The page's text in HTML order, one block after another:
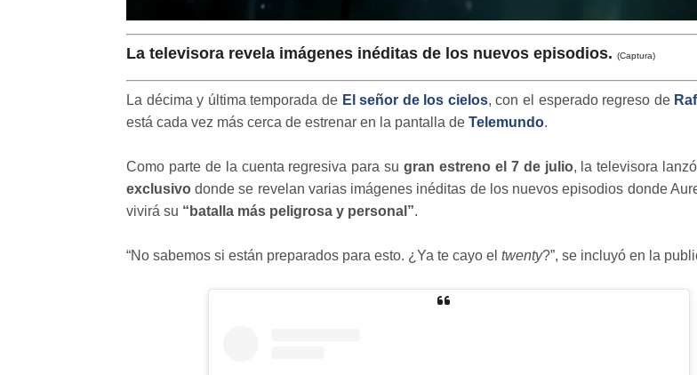
La televisora revela imágenes inéditas de los nuevos episodios. (Captura)
La décima y última temporada de El señor de los cielos, con el esperado regreso de
está cada vez más cerca de estrenar en la pantalla de Telemundo.
Como parte de la cuenta regresiva para sugran estreno el 7 de julio, la televisora
exclusivo donde se revelan varias imágenes inéditas de los nuevos episodios donde
vivirá su “batalla más peligrosa y personal”.
“No sabemos si están preparados para esto. ¿Ya te cayo el twenty?”, se incluyó en la